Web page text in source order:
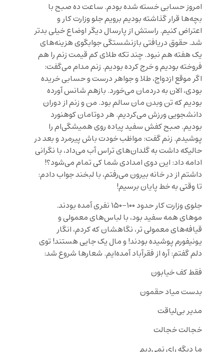
امروز حسابی خسته شده بودم. ساعت ده صبح با
بچه‌ها قرار گذاشته بودیم برویم جلو وزارت کار و
اعتراض کنیم. راستش از پارسال دیگر اوضاع خیلی بدتر
شد. حقوق دریافتی بازنشستگی جوابگوی هزینه‌های
یک هفته هم نبود. چند تکه طلای کم قیمت زنم را هم
فروخته بودیم و خرج کرده بودیم. زنم مدام می‌گفت:
اگر موقع ازدواج، طلا و جواهر درست و حسابی خریده
بودی، الان به دردمان می‌خورد. بازهم شانس آورده
بودیم که تن وبدن مان سالم بود. من و زنم از دوران
دانشجویی ورزش می‌کردیم. هر دوتامان کوهنورد
بودیم. صبح کفش سفید پیاده روی همیشگی‌ام را
پوشیدم. زنم گفت: مواظب خودت باش پیرمرد و بعد در
حالیکه داشت به گلدان‌های تراس آب می‌داد، با نگرانی
ادامه داد: این دوی امدادی شما کی تمام می‌شود؟!
داشتم از در خانه بیرون می‌رفتم، با لبخند جواب دادم:
تا وقتی به خط پایان برسیم!
جلوی وزارت کار حدود ۱۰۰-۱۵۰ نفری آمده بودند.
موهای همه سفید بود، با لباس‌های معمولی و
قیافه‌های معمولی تر، نگاهشان که کردم، انگار
یونیفورم پوشیده بودند! و مال یک جایی هستند! توی
دلم گفتم: آره از فقرآباد آمده‌ایم. شعارها شروع شد:
فقط کف خیابون
بدست میاد حقمون
مدیر بی‌لیاقت
خجالت خجالت
ما دیگه رای نمی‌دیم